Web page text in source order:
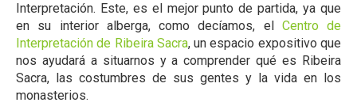
Interpretación. Este, es el mejor punto de partida, ya que
en su interior alberga, como decíamos, el Centro de
Interpretación de Ribeira Sacra, un espacio expositivo que
nos ayudará a situarnos y a comprender qué es Ribeira
Sacra, las costumbres de sus gentes y la vida en los
monasterios.